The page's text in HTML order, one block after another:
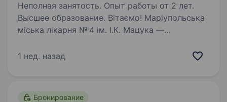
Неполная занятость. Опыт работы от 2 лет.
Высшее образование. Вітаємо! Маріупольська
міська лікарня № 4 ім. І.К. Мацука —
свою роботу в місті Дніпро, надаючи якісну
1 нед. назад
Бронирование